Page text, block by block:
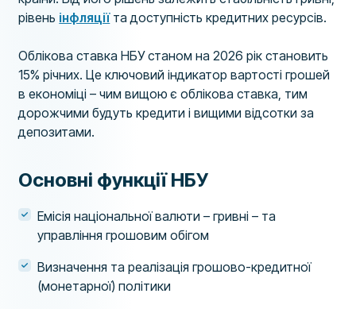
рівень інфляціїта доступність кредитних ресурсів.
Облікова ставка НБУ станом на 2026 рік становить
15% річних. Це ключовий індикатор вартості грошей
в економіці – чим вищою є облікова ставка, тим
дорожчими будуть кредити і вищими відсотки за
депозитами.
Основні функції НБУ
Емісія національної валюти – гривні – та
управління грошовим обігом
Визначення та реалізація грошово-кредитної
(монетарної) політики